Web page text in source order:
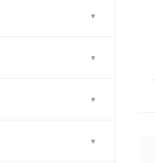
▾
懂的 AI SEO
礎與商業價值：
▾
計，很難在
SEO 的區別與
▾
、AI
▾